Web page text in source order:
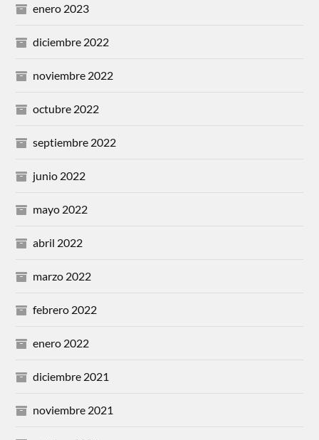
enero 2023
diciembre 2022
noviembre 2022
octubre 2022
septiembre 2022
junio 2022
mayo 2022
abril 2022
marzo 2022
febrero 2022
enero 2022
diciembre 2021
noviembre 2021